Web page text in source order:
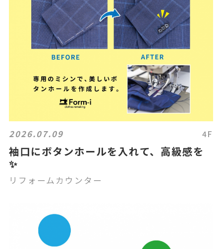
2026.07.09 4F
袖口にボタンホールを入れて、高級感を
✨
リフォームカウンター